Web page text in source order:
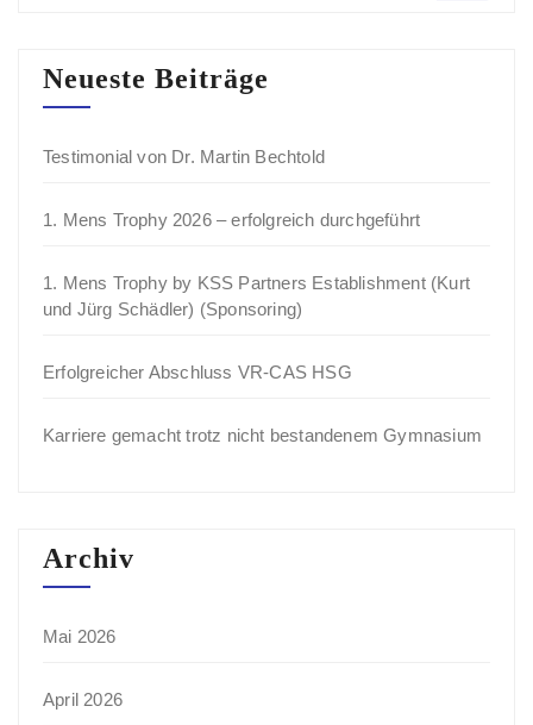
Neueste Beiträge
Testimonial von Dr. Martin Bechtold
1. Mens Trophy 2026 – erfolgreich durchgeführt
1. Mens Trophy by KSS Partners Establishment (Kurt
und Jürg Schädler) (Sponsoring)
Erfolgreicher Abschluss VR-CAS HSG
Karriere gemacht trotz nicht bestandenem Gymnasium
Archiv
Mai 2026
April 2026